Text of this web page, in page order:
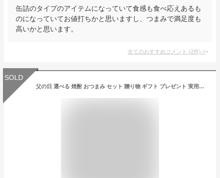
缶詰のタイプのアイテムになっていて食感も食べ応えあるも
のになっていてお値打ちかと思いますし、つまみで満足度も
高いかと思います。
全てのおすすめコメント (2件) >
SOLD
父の日 選べる 焼酎 おつまみ セット 贈り物 ギフト プレゼント 実用的 SALE セール s10 壱岐 人気 御年賀 年賀 内祝 祝